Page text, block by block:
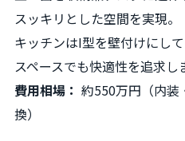
スッキリとした空間を実現。
キッチンはI型を壁付けにし
スペースでも快適性を追求し
費用相場： 約550万円（内装
換）